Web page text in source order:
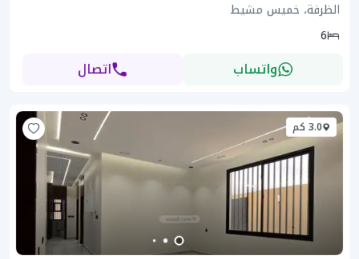
الظرفة، خميس مشيط
6
واتساب اتصال
3.0 كم